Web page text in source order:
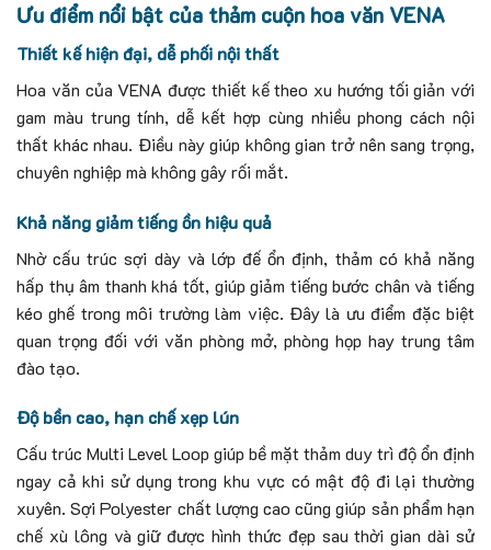
Ưu điểm nổi bật của thảm cuộn hoa văn VENA
Thiết kế hiện đại, dễ phối nội thất
Hoa văn của VENA được thiết kế theo xu hướng tối giản với
gam màu trung tính, dễ kết hợp cùng nhiều phong cách nội
thất khác nhau. Điều này giúp không gian trở nên sang trọng,
chuyên nghiệp mà không gây rối mắt.
Khả năng giảm tiếng ồn hiệu quả
Nhờ cấu trúc sợi dày và lớp đế ổn định, thảm có khả năng
hấp thụ âm thanh khá tốt, giúp giảm tiếng bước chân và tiếng
kéo ghế trong môi trường làm việc. Đây là ưu điểm đặc biệt
quan trọng đối với văn phòng mở, phòng họp hay trung tâm
đào tạo.
Độ bền cao, hạn chế xẹp lún
Cấu trúc Multi Level Loop giúp bề mặt thảm duy trì độ ổn định
ngay cả khi sử dụng trong khu vực có mật độ đi lại thường
xuyên.Sợi Polyester chất lượng cao cũng giúp sản phẩm hạn
chế xù lông và giữ được hình thức đẹp sau thời gian dài sử